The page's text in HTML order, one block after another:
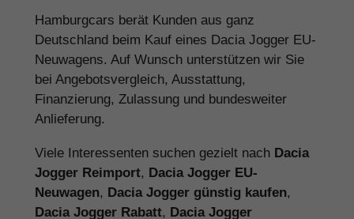
Hamburgcars berät Kunden aus ganz
Deutschland beim Kauf eines Dacia Jogger EU-
Neuwagens. Auf Wunsch unterstützen wir Sie
bei Angebotsvergleich, Ausstattung,
Finanzierung, Zulassung und bundesweiter
Anlieferung.
Viele Interessenten suchen gezielt nach Dacia
Jogger Reimport, Dacia Jogger EU-
Neuwagen, Dacia Jogger günstig kaufen,
Dacia Jogger Rabatt, Dacia Jogger